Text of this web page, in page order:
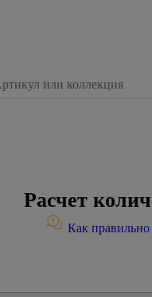
Расчет
Как правильно